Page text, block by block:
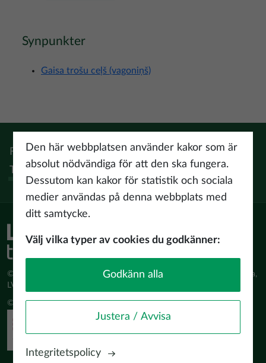
Synpunkter
Gaisa trošu ceļš (vagoniņš)
Följ:InstagramFacebookPinterestYoutubeThreads
Tiktok
© Latvijas Investīciju un attīstības aģentūra (LIAA) Pērses iela 2, Rīga,
LV-1442 www.liaa.gov.lv
© 2026 latvia.travel. All rights reserved
Den här webbplatsen använder kakor som är
absolut nödvändiga för att den ska fungera.
Dessutom kan kakor för statistik och sociala
medier användas på denna webbplats med
ditt samtycke.
Välj vilka typer av cookies du godkänner:
Godkänn alla
Justera / Avvisa
Integritetspolicy